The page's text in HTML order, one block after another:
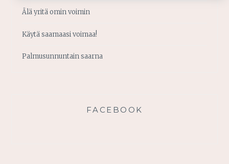
Älä yritä omin voimin
Käytä saamaasi voimaa!
Palmusunnuntain saarna
FACEBOOK